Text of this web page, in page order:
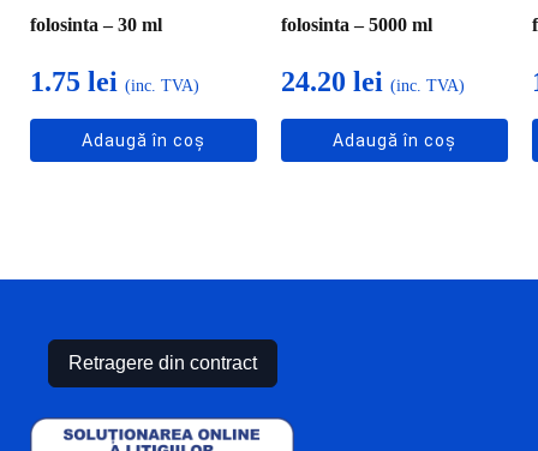
folosinta – 30 ml
1.75 lei (inc. TVA)
Adaugă în coș
folosinta – 5000 ml
24.20 lei (inc. TVA)
Adaugă în coș
Retragere din contract